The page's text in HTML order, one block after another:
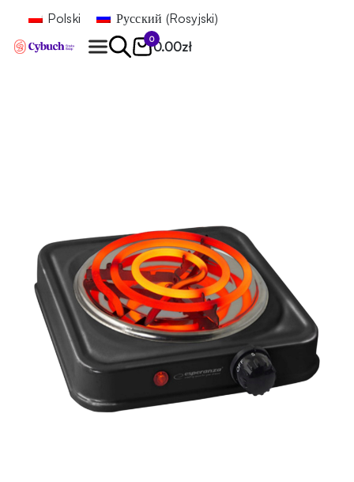
Polski Русский (Rosyjski)
0
0.00zł